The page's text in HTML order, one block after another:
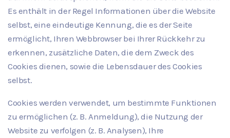
Es enthält in der Regel Informationen über die Website
selbst, eine eindeutige Kennung, die es der Seite
ermöglicht, Ihren Webbrowser bei Ihrer Rückkehr zu
erkennen, zusätzliche Daten, die dem Zweck des
Cookies dienen, sowie die Lebensdauer des Cookies
selbst.
Cookies werden verwendet, um bestimmte Funktionen
zu ermöglichen (z. B. Anmeldung), die Nutzung der
Website zu verfolgen (z. B. Analysen), Ihre